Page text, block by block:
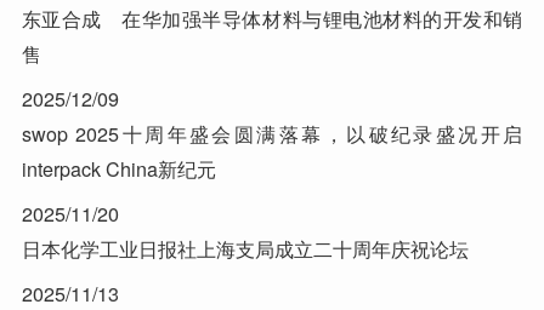
东亚合成 在华加强半导体材料与锂电池材料的开发和销
售
2025/12/09
swop 2025十周年盛会圆满落幕，以破纪录盛况开启
interpack China新纪元
2025/11/20
日本化学工业日报社上海支局成立二十周年庆祝论坛
2025/11/13